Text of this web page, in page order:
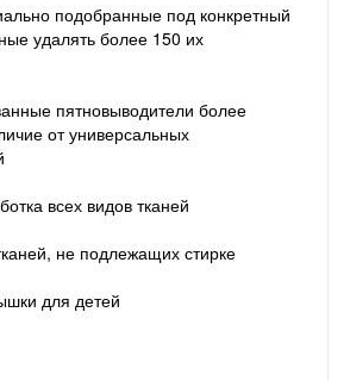
подобранные под конкретный
удалять более 150 их
пятновыводители более
от универсальных
всех видов тканей
не подлежащих стирке
для детей